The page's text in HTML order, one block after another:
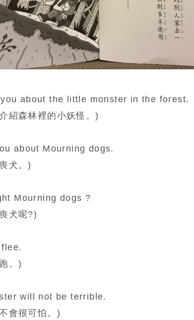
about the little monster in the forest.
紹森林裡的小妖怪。)
about Mourning dogs.
犬。)
Mourning dogs ?
犬呢?)
。)
will not be terrible.
會很可怕。)